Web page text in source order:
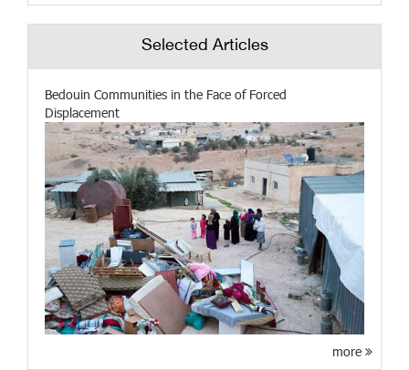
Selected Articles
Bedouin Communities in the Face of Forced
Displacement